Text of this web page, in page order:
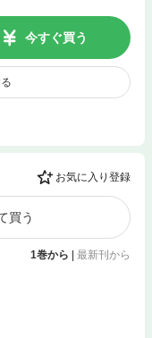
今すぐ買う
お気に入り登録
買う
1巻から | 最新刊から